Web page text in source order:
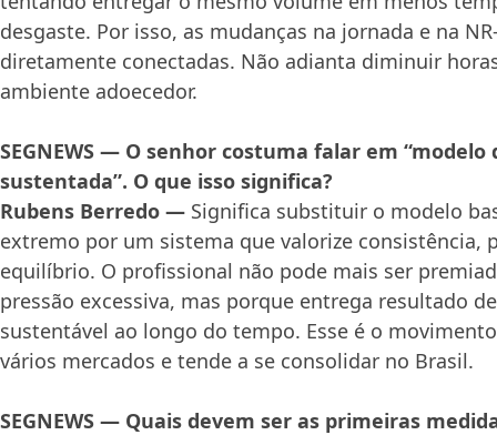
desgaste. Por isso, as mudanças na jornada e na
diretamente conectadas. Não adianta diminuir
ambiente adoecedor.
SEGNEWS — O senhor costuma falar em
sustentada”. O que isso significa?
Rubens Berredo — Significa substituir o modelo
extremo por um sistema que valorize consistência,
equilíbrio. O profissional não pode mais ser
pressão excessiva, mas porque entrega resultado
sustentável ao longo do tempo. Esse é o
vários mercados e tende a se consolidar no Brasil.
SEGNEWS — Quais devem ser as primeiras